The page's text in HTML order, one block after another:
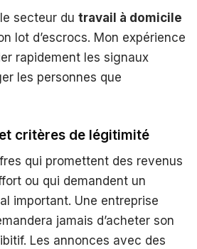
secteur du travail à domicile
lot d’escrocs. Mon expérience
rapidement les signaux
les personnes que
critères de légitimité
qui promettent des revenus
ou qui demandent un
important. Une entreprise
jamais d’acheter son
Les annonces avec des